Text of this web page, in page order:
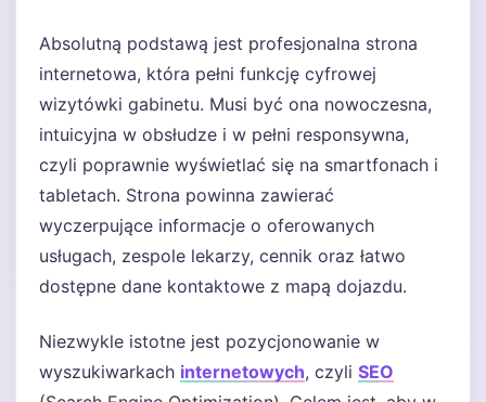
Absolutną podstawą jest profesjonalna strona
internetowa, która pełni funkcję cyfrowej
wizytówki gabinetu. Musi być ona nowoczesna,
intuicyjna w obsłudze i w pełni responsywna,
czyli poprawnie wyświetlać się na smartfonach i
tabletach. Strona powinna zawierać
wyczerpujące informacje o oferowanych
usługach, zespole lekarzy, cennik oraz łatwo
dostępne dane kontaktowe z mapą dojazdu.
Niezwykle istotne jest pozycjonowanie w
wyszukiwarkach internetowych, czyli SEO